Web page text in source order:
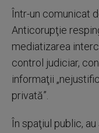
Într-un comunicat
Anticorupţie
mediatizarea
control judiciar,
informaţii
privată”.
În spaţiul public,